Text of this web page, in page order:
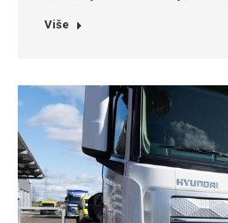
Više